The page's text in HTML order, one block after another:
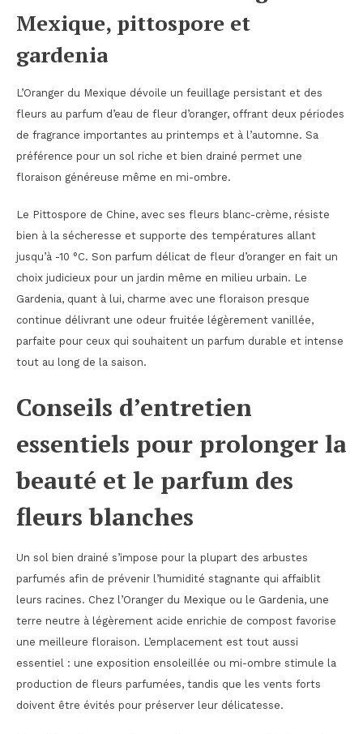
Mexique, pittospore et
gardenia
L’Oranger du Mexique dévoile un feuillage persistant et des
fleurs au parfum d’eau de fleur d’oranger, offrant deux périodes
de fragrance importantes au printemps et à l’automne. Sa
préférence pour un sol riche et bien drainé permet une
floraison généreuse même en mi-ombre.
Le Pittospore de Chine, avec ses fleurs blanc-crème, résiste
bien à la sécheresse et supporte des températures allant
jusqu’à -10 °C. Son parfum délicat de fleur d’oranger en fait un
choix judicieux pour un jardin même en milieu urbain. Le
Gardenia, quant à lui, charme avec une floraison presque
continue délivrant une odeur fruitée légèrement vanillée,
parfaite pour ceux qui souhaitent un parfum durable et intense
tout au long de la saison.
Conseils d’entretien
essentiels pour prolonger la
beauté et le parfum des
fleurs blanches
Un sol bien drainé s’impose pour la plupart des arbustes
parfumés afin de prévenir l’humidité stagnante qui affaiblit
leurs racines. Chez l’Oranger du Mexique ou le Gardenia, une
terre neutre à légèrement acide enrichie de compost favorise
une meilleure floraison. L’emplacement est tout aussi
essentiel : une exposition ensoleillée ou mi-ombre stimule la
production de fleurs parfumées, tandis que les vents forts
doivent être évités pour préserver leur délicatesse.